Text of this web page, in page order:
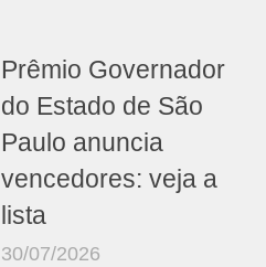
Prêmio Governador
do Estado de São
Paulo anuncia
vencedores: veja a
lista
30/07/2026